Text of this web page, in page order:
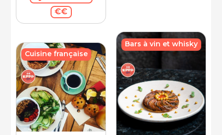
€€
Cuisine française
Bars à vin et whisky